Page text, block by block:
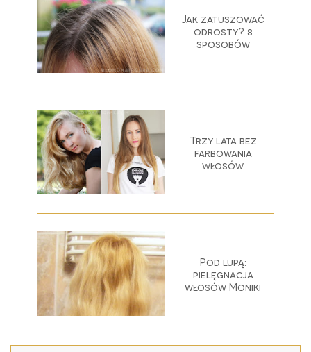
Jak zatuszować
odrosty? 8
sposobów
Trzy lata bez
farbowania
włosów
Pod lupą:
pielęgnacja
włosów Moniki